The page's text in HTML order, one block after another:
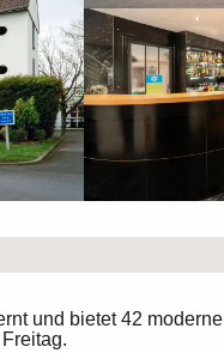
und bietet 42 moderne